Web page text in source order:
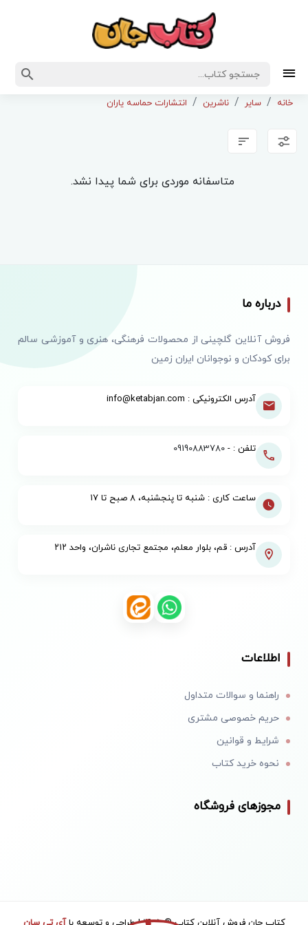
خانه سایر ناشرین انتشارات حماسه یاران
متاسفانه موردی برای شما پیدا نشد.
درباره ما
فروش آنلاین گلچینی از محصولات فرهنگی، هنری و آموزشی سالم
برای کودکان و نوجوانان ایران زمین
آدرس الکترونیکی : info@ketabjan.com
تلفن : -09190883780
ساعت کاری : شنبه تا پنجشنبه، ۸ صبح تا ۱۷
آدرس : قم، بلوار معلم، مجتمع تجاری ناشران، واحد ۲۱۲
اطلاعات
راهنما و سوالات متداول
حریم خصوصی مشتری
شرایط و قوانین
نحوه خرید کتاب
مجوزهای فروشگاه